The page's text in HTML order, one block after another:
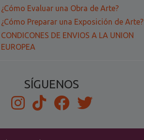
¿Cómo Evaluar una Obra de Arte?
¿Cómo Preparar una Exposición de Arte?
CONDICONES DE ENVIOS A LA UNION
EUROPEA
SÍGUENOS